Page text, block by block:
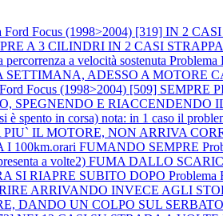
Ford Focus (1998>2004) [319] IN 2
A 3 CILINDRI IN 2 CASI
a velocità sostenuta Problema
SETTIMANA, ADESSO A MOTORE
Focus (1998>2004) [509] SEMPRE
SPEGNENDO E RIACCENDENDO
in corsa) nota: in 1 caso il
PIU` IL MOTORE, NON ARRIVA
100km.orari FUMANDO SEMPRE
a volte2) FUMA DALLO
SI RIAPRE SUBITO DOPO Problema
ARRIVANDO INVECE AGLI
DANDO UN COLPO SUL